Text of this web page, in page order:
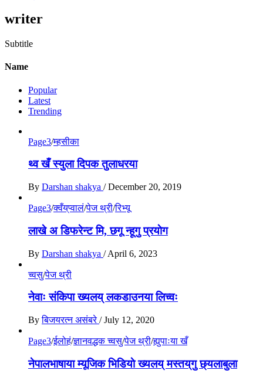
writer
Subtitle
Name
Popular
Latest
Trending
Page3/म्हसीका
थ्व खँ स्युला दिपक तुलाधरया
By Darshan shakya / December 20, 2019
Page3/क्वँय्‌प्वालं/पेज थ्री/रिभ्यू
लाखे अ डिफरेन्ट मि, छगू न्हूगु प्रयाेग
By Darshan shakya / April 6, 2023
च्वसु/पेज थ्री
नेवाः संकिपा ख्यलय् लकडाउनया लिच्वः
By बिजयरत्न असंबरे/ July 12, 2020
Page3/ईलोहं/ज्ञानवद्धक च्वसु/पेज थ्री/ह्युपाःया खँ
नेपालभाषाया म्यूजिक भिडियाे ख्यलय् मस्तय्‌गु छ्यलाबुला